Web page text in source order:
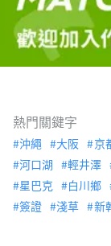
熱門關鍵字
沖繩 大阪 京
河口湖
輕井澤
星巴克
白川鄉
簽證
淺草 新